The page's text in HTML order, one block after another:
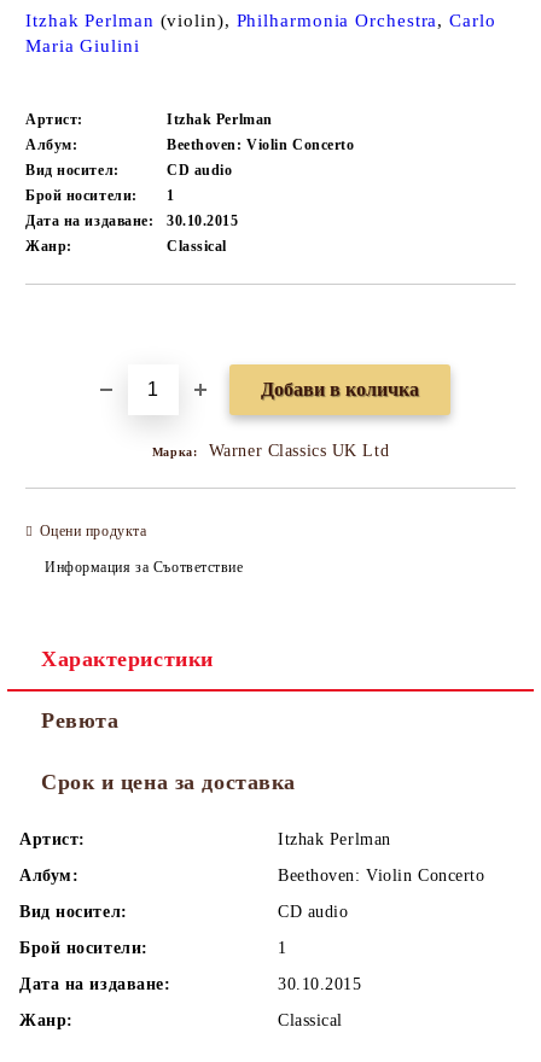
Itzhak Perlman (violin), Philharmonia Orchestra,Carlo
Maria Giulini
Артист:
Itzhak Perlman
Албум:
Beethoven: Violin Concerto
Вид носител:
CD audio
Брой носители:
1
Дата на издаване:
30.10.2015
Жанр:
Classical
Марка: Warner Classics UK Ltd
Оцени продукта
Информация за Съответствие
Характеристики
Ревюта
Срок и цена за доставка
Артист:
Itzhak Perlman
Албум:
Beethoven: Violin Concerto
Вид носител:
CD audio
Брой носители:
1
Дата на издаване:
30.10.2015
Жанр:
Classical